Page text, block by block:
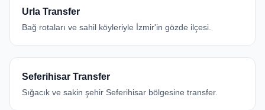
Urla Transfer
Bağ rotaları ve sahil köyleriyle İzmir'in gözde ilçesi.
Seferihisar Transfer
Sığacık ve sakin şehir Seferihisar bölgesine transfer.